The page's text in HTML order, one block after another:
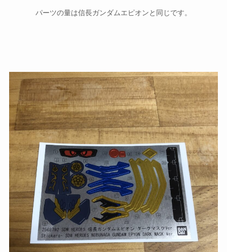
パーツの量は信長ガンダムエピオンと同じです。